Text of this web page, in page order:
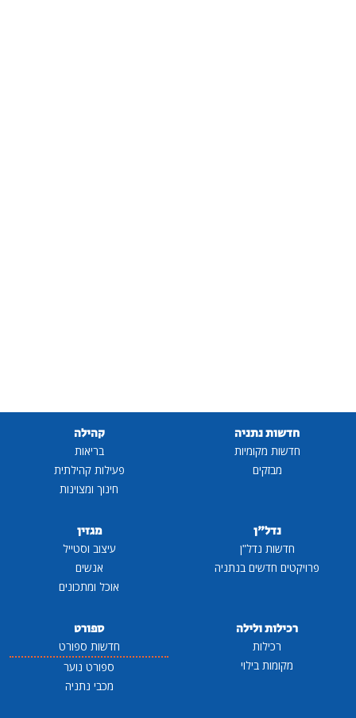
חדשות נתניה
חדשות מקומיות
מבזקים
קהילה
בריאות
פעילות קהילתית
חינוך ומצוינות
נדל"ן
חדשות נדל"ן
פרויקטים חדשים בנתניה
מגזין
עיצוב וסטייל
אנשים
אוכל ומתכונים
רכילות ולילה
רכילות
מקומות בילוי
ספורט
חדשות ספורט
ספורט נוער
מכבי נתניה